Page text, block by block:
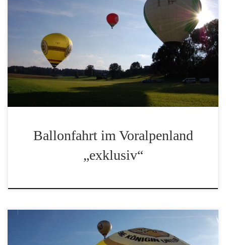
Klassiker. Wir starten mit Ihnen zwischen München
und den Alpen, im bayerischen Oberland. Das Gebiet
südlich von München eignet sich herrvoragend zum
Ballonfahren. Es bestehen keinerlei Einschränkungen
des Luftraums. Deshalb können wir auf Höhen
zwischen 2000 und 3000 m aufsteigen und haben bei
[…]
Ballonfahrt im Voralpenland
„exklusiv“